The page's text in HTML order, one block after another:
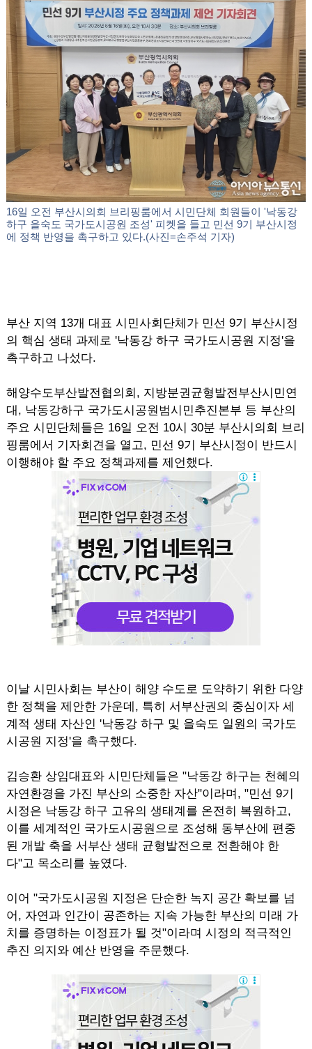
16일 오전 부산시의회 브리핑룸에서 시민단체 회원들이 '낙동강
하구 을숙도 국가도시공원 조성' 피켓을 들고 민선 9기 부산시정
에 정책 반영을 촉구하고 있다.(사진=손주석 기자)
부산 지역 13개 대표 시민사회단체가 민선 9기 부산시정
의 핵심 생태 과제로 '낙동강 하구 국가도시공원 지정'을
촉구하고 나섰다.
해양수도부산발전협의회, 지방분권균형발전부산시민연
대, 낙동강하구 국가도시공원범시민추진본부 등 부산의
주요 시민단체들은 16일 오전 10시 30분 부산시의회 브리
핑룸에서 기자회견을 열고, 민선 9기 부산시정이 반드시
이행해야 할 주요 정책과제를 제언했다.
이날 시민사회는 부산이 해양 수도로 도약하기 위한 다양
한 정책을 제안한 가운데, 특히 서부산권의 중심이자 세
계적 생태 자산인 '낙동강 하구 및 을숙도 일원의 국가도
시공원 지정'을 촉구했다.
김승환 상임대표와 시민단체들은 "낙동강 하구는 천혜의
자연환경을 가진 부산의 소중한 자산"이라며, "민선 9기
시정은 낙동강 하구 고유의 생태계를 온전히 복원하고,
이를 세계적인 국가도시공원으로 조성해 동부산에 편중
된 개발 축을 서부산 생태 균형발전으로 전환해야 한
다"고 목소리를 높였다.
이어 "국가도시공원 지정은 단순한 녹지 공간 확보를 넘
어, 자연과 인간이 공존하는 지속 가능한 부산의 미래 가
치를 증명하는 이정표가 될 것"이라며 시정의 적극적인
추진 의지와 예산 반영을 주문했다.